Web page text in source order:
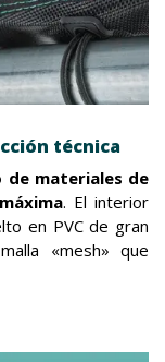
técnica
materiales de
. El interior
en PVC de gran
«mesh» que